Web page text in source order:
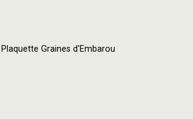
Plaquette Graines d'Embarou